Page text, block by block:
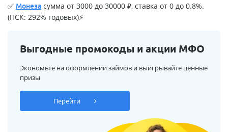
✅ Монеза сумма от 3000 до 30000 ₽, ставка от 0 до 0.8%.
(ПСК: 292% годовых)⚡
Выгодные промокоды и акции МФО
Экономьте на оформлении займов и выигрывайте ценные
призы
Перейти